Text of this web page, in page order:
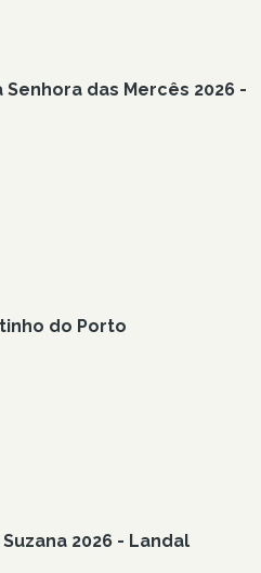
das Mercês 2026 -
do Porto
2026 - Landal